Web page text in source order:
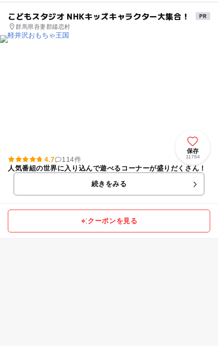
こどもスタジオ NHKキッズキャラクター大集合！
群馬県吾妻郡嬬恋村
保存
11764
4.7
114件
人気番組の世界に入り込んで遊べるコーナーが盛りだくさん！
続きをみる
クーポンを見る